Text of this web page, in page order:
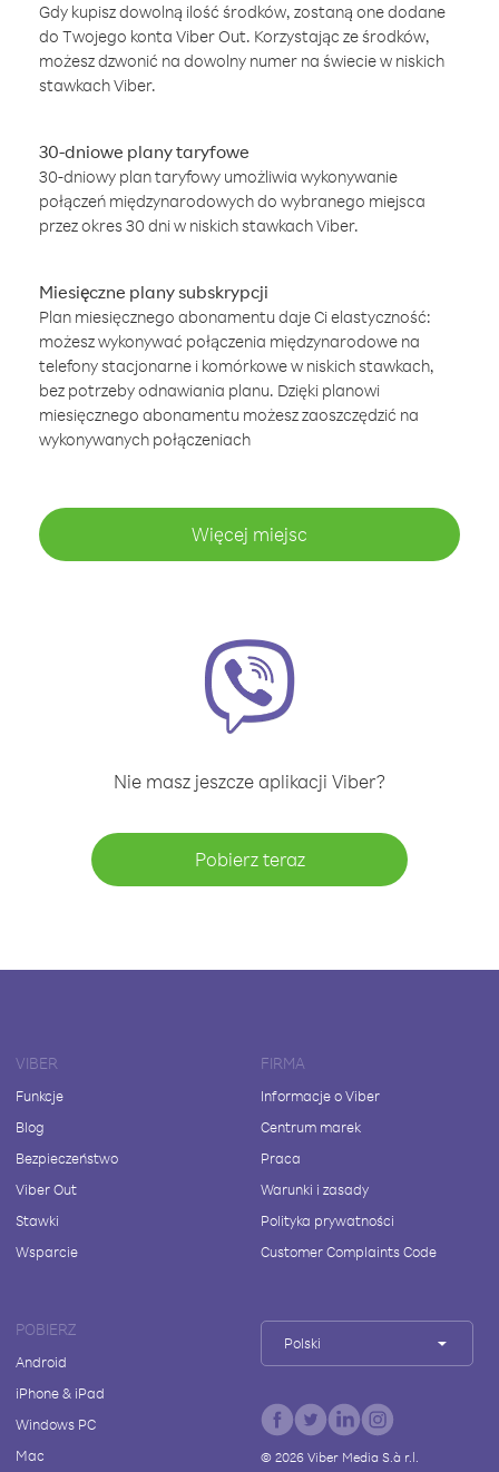
Gdy kupisz dowolną ilość środków, zostaną one dodane
do Twojego konta Viber Out. Korzystając ze środków,
możesz dzwonić na dowolny numer na świecie w niskich
stawkach Viber.
30-dniowe plany taryfowe
30-dniowy plan taryfowy umożliwia wykonywanie
połączeń międzynarodowych do wybranego miejsca
przez okres 30 dni w niskich stawkach Viber.
Miesięczne plany subskrypcji
Plan miesięcznego abonamentu daje Ci elastyczność:
możesz wykonywać połączenia międzynarodowe na
telefony stacjonarne i komórkowe w niskich stawkach,
bez potrzeby odnawiania planu. Dzięki planowi
miesięcznego abonamentu możesz zaoszczędzić na
wykonywanych połączeniach
Więcej miejsc
Nie masz jeszcze aplikacji Viber?
Pobierz teraz
VIBER
Funkcje
Blog
Bezpieczeństwo
Viber Out
Stawki
Wsparcie
FIRMA
Informacje o Viber
Centrum marek
Praca
Warunki i zasady
Polityka prywatności
Customer Complaints Code
POBIERZ
Android
iPhone & iPad
Windows PC
Mac
Polski
© 2026Viber Media S.à r.l.